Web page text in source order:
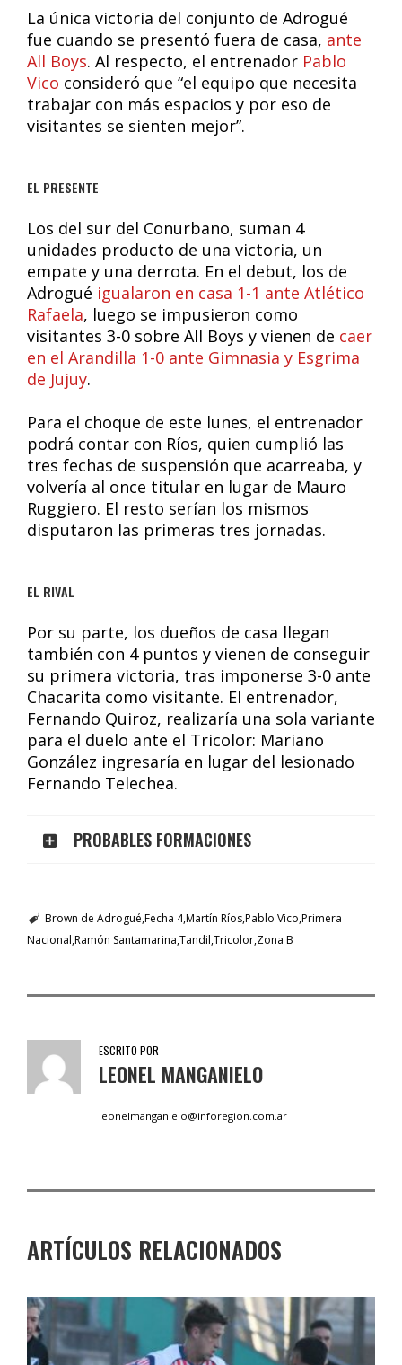
La única victoria del conjunto de Adrogué
fue cuando se presentó fuera de casa, ante
All Boys. Al respecto, el entrenador Pablo
Vico consideró que “el equipo que necesita
trabajar con más espacios y por eso de
visitantes se sienten mejor”.
EL PRESENTE
Los del sur del Conurbano, suman 4
unidades producto de una victoria, un
empate y una derrota. En el debut, los de
Adrogué igualaron en casa 1-1 ante Atlético
Rafaela, luego se impusieron como
visitantes 3-0 sobre All Boys y vienen de caer
en el Arandilla 1-0 ante Gimnasia y Esgrima
de Jujuy.
Para el choque de este lunes, el entrenador
podrá contar con Ríos, quien cumplió las
tres fechas de suspensión que acarreaba, y
volvería al once titular en lugar de Mauro
Ruggiero. El resto serían los mismos
disputaron las primeras tres jornadas.
EL RIVAL
Por su parte, los dueños de casa llegan
también con 4 puntos y vienen de conseguir
su primera victoria, tras imponerse 3-0 ante
Chacarita como visitante. El entrenador,
Fernando Quiroz, realizaría una sola variante
para el duelo ante el Tricolor: Mariano
González ingresaría en lugar del lesionado
Fernando Telechea.
PROBABLES FORMACIONES
Brown de Adrogué Fecha 4Martín RíosPablo Vico Primera
Nacional Ramón Santamarina Tandil Tricolor Zona B
ESCRITO POR
LEONEL MANGANIELO
leonelmanganielo@inforegion.com.ar
ARTÍCULOS RELACIONADOS